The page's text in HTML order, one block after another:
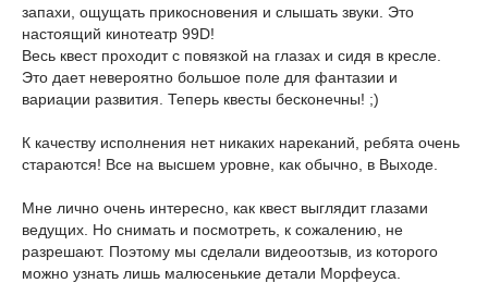
запахи, ощущать прикосновения и слышать звуки. Это
настоящий кинотеатр 99D!
Весь квест проходит с повязкой на глазах и сидя в кресле.
Это дает невероятно большое поле для фантазии и
вариации развития. Теперь квесты бесконечны! ;)
К качеству исполнения нет никаких нареканий, ребята очень
стараются! Все на высшем уровне, как обычно, в Выходе.
Мне лично очень интересно, как квест выглядит глазами
ведущих. Но снимать и посмотреть, к сожалению, не
разрешают. Поэтому мы сделали видеоотзыв, из которого
можно узнать лишь малюсенькие детали Морфеуса.